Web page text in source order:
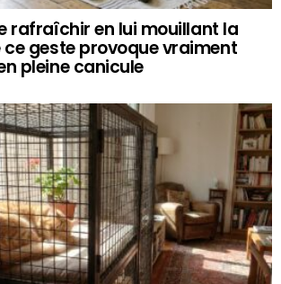
rafraîchir en lui mouillant la
ce geste provoque vraiment
pleine canicule